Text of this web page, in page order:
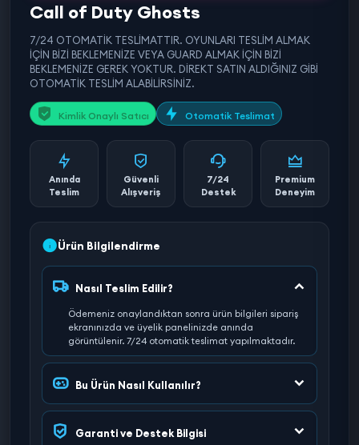
Call of Duty Ghosts
7/24 OTOMATİK TESLİMATTIR. OYUNLARI TESLİM ALMAK
İÇİN BİZİ BEKLEMENİZE VEYA GUARD ALMAK İÇİN BİZİ
BEKLEMENİZE GEREK YOKTUR. DİREKT SATIN ALDIĞINIZ GİBİ
OTOMATİK TESLİM ALABİLİRSİNİZ.
Kimlik Onaylı Satıcı Otomatik Teslimat
Anında
Teslim
Güvenli
Alışveriş
7/24
Destek
Premium
Deneyim
Ürün Bilgilendirme
Nasıl Teslim Edilir?
Ödemeniz onaylandıktan sonra ürün bilgileri sipariş
ekranınızda ve üyelik panelinizde anında
görüntülenir. 7/24 otomatik teslimat yapılmaktadır.
Bu Ürün Nasıl Kullanılır?
Garanti ve Destek Bilgisi